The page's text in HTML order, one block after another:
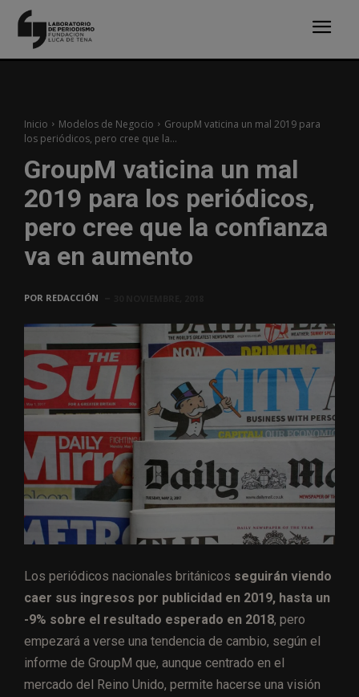
Inicio Modelos de Negocio
GroupM vaticina un mal 2019 para
los periódicos, pero cree que la...
GroupM vaticina un mal
2019 para los periódicos,
pero cree que la confianza
va en aumento
POR REDACCIÓN
Los periódicos nacionales británicos seguirán viendo
caer sus ingresos por publicidad en 2019, hasta un
-9% sobre el resultado esperado en 2018, pero
empezará a verse una tendencia de cambio, según el
informe de GroupM que, aunque centrado en el
mercado del Reino Unido, permite hacerse una visión